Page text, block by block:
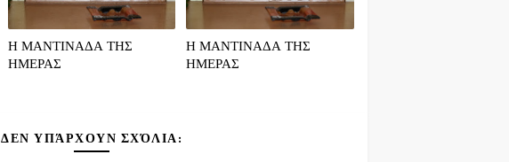
Η ΜΑΝΤΙΝΑΔΑ ΤΗΣ
ΗΜΕΡΑΣ
Η ΜΑΝΤΙΝΑΔΑ ΤΗΣ
ΗΜΕΡΑΣ
ΔΕΝ ΥΠΆΡΧΟΥΝ ΣΧΌΛΙΑ: